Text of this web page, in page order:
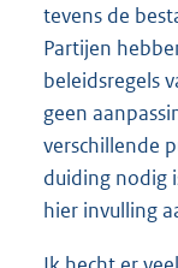
tevens de
Partijen
beleidsregels
geen
verschillende
duiding nodig
hier invulling